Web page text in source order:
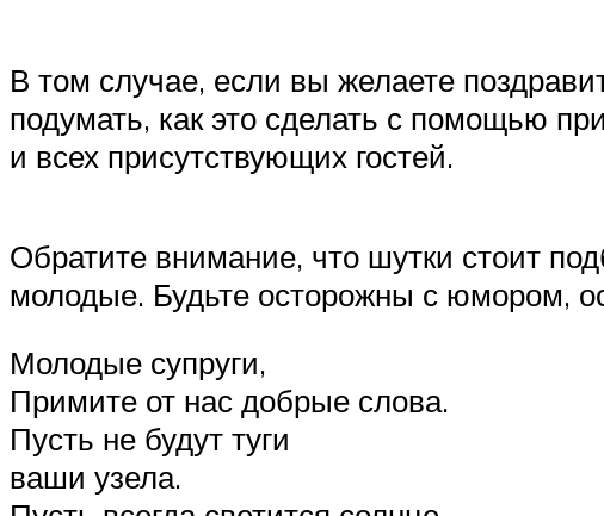
В том случае, если вы желаете
подумать, как это сделать с помощью
и всех присутствующих гостей.
Обратите внимание, что шутки стоит
молодые. Будьте осторожны с юмором,
Молодые супруги,
Примите от нас добрые слова.
Пусть не будут туги
ваши узела.